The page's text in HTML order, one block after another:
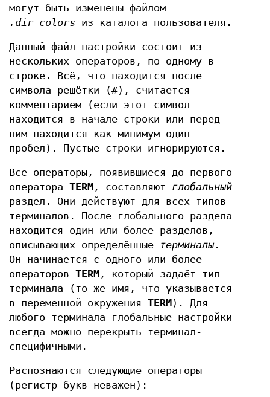
могут быть изменены файлом
.dir_colors из каталога пользователя.
Данный файл настройки состоит из
нескольких операторов, по одному в
строке. Всё, что находится после
символа решётки (#), считается
комментарием (если этот символ
находится в начале строки или перед
ним находится как минимум один
пробел). Пустые строки игнорируются.
Все операторы, появившиеся до первого
оператора TERM , составляют глобальный
раздел. Они действуют для всех типов
терминалов. После глобального раздела
находится один или более разделов,
описывающих определённые
терминалы.
Он начинается с одного или более
операторов TERM , который задаёт тип
терминала (то же имя, что указывается
в переменной окружения TERM). Для
любого терминала глобальные настройки
всегда можно перекрыть терминал-
специфичными.
Распознаются следующие операторы
(регистр букв неважен):